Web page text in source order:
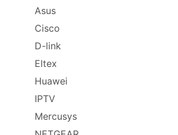
Asus
Cisco
D-link
Eltex
Huawei
IPTV
Mercusys